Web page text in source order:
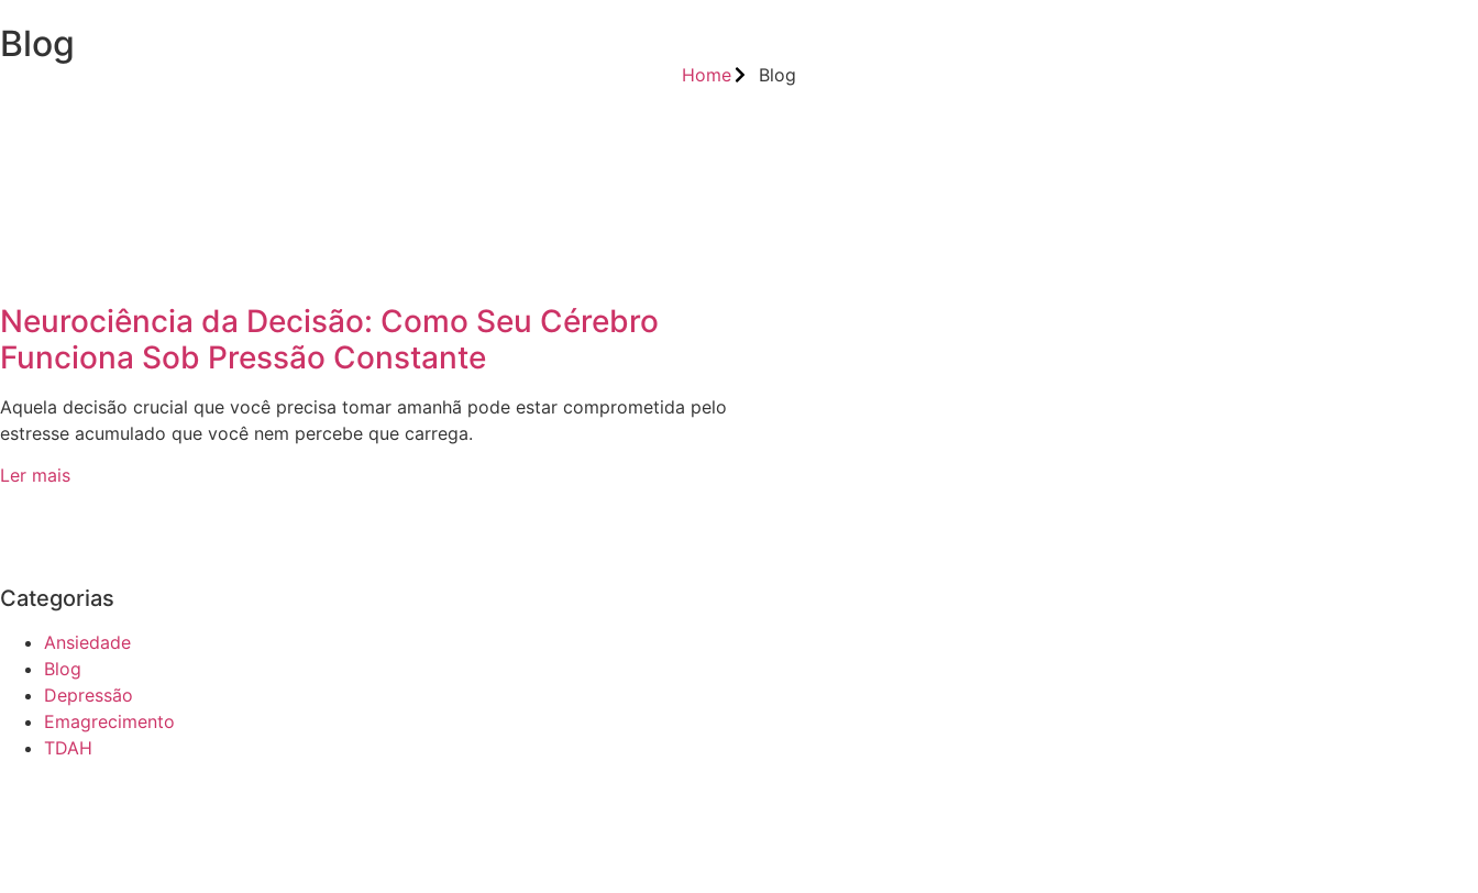
Blog
Home Blog
Neurociência da Decisão: Como Seu Cérebro
Funciona Sob Pressão Constante
Aquela decisão crucial que você precisa tomar amanhã pode estar comprometida pelo
estresse acumulado que você nem percebe que carrega.
Ler mais
Categorias
Ansiedade
Blog
Depressão
Emagrecimento
TDAH